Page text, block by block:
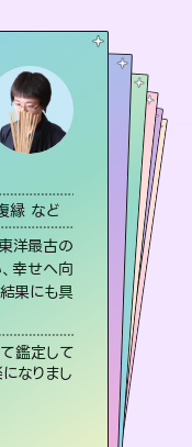
縁 など
洋最古の
幸せへ向
果にも具
鑑定して
なりまし
ど
択肢があり
ているあな
その未来を
ます。
、本心など
り。対策が
40代）
年の差 など
どの報告実績
2万超の施術経
鑑定で、より良
。
。しかもこち
視えていらっ
30代女性）
とうげんみう
ィング
ゴリち、復縁 など
手との今後や本音を丁寧に読み解き恋愛成就へと導きます。
バイス通りに行
ました。ありが
代 女性）
iris-
ゴリ
二人の未来 など
行方、同性愛や片
金問題まで知りた
なっていることを
して導きます。
てくれる所や濁
、毎回自分の気
30代 男性）
クル
テゴリ
の気持ち など
てドを使って「今」と
になるあの人の気持
解き、恋や人生のヒ
します。
たいに晴れまし
っしゃるんだなと
性）